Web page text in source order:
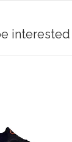
interested